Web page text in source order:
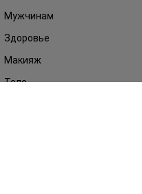
Мужчинам
Здоровье
Макияж
Тело